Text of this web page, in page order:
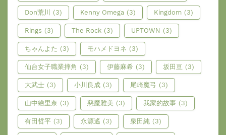
Don荒川 (3) Kenny Omega (3) Kingdom (3)
Rings (3) The Rock (3) UPTOWN (3)
ちゃんよた (3) モハメドヨネ (3)
仙台女子職業摔角 (3) 伊藤麻希 (3) 坂田亘 (3)
大武士 (3) 小川良成 (3) 尾崎魔弓 (3)
山中繪里奈 (3) 惡魔雅美 (3) 我家的故事 (3)
有田哲平 (3) 永源遙 (3) 泉田純 (3)